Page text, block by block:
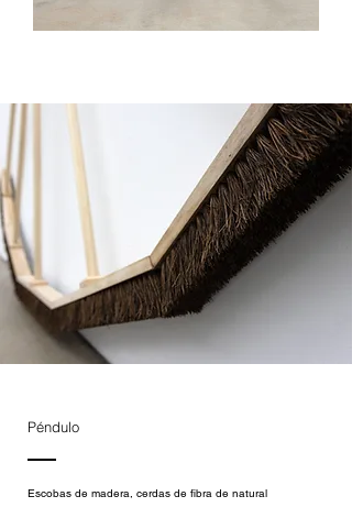
Péndulo
Escobas de madera, cerdas de fibra de natural